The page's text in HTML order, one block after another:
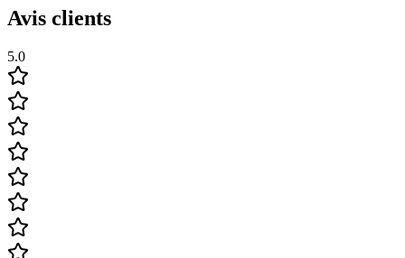
Avis clients
5.0